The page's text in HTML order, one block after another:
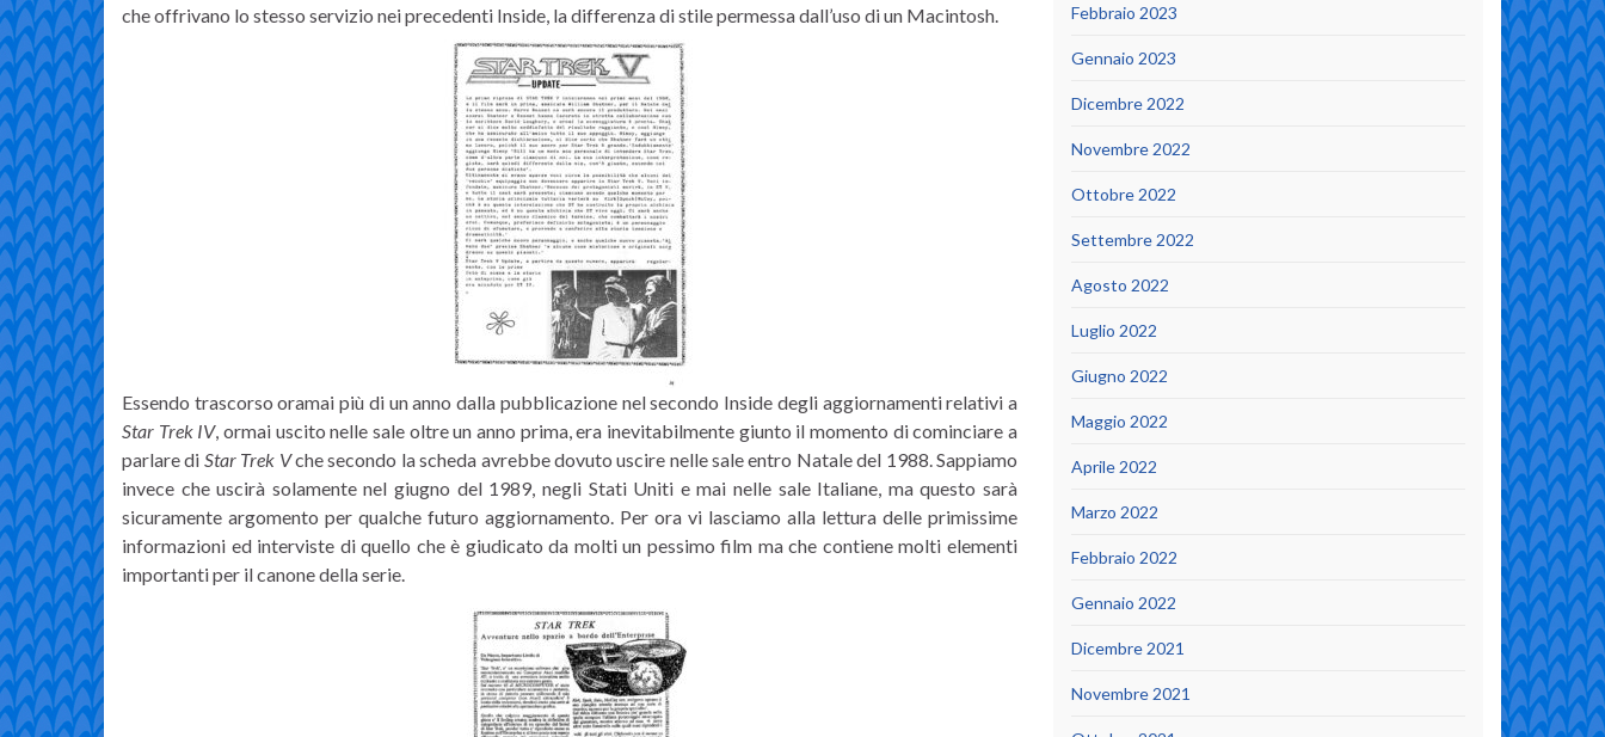
che offrivano lo stesso servizio nei precedenti Inside, la differenza di stile permessa dall’uso di un Macintosh.
Essendo trascorso oramai più di un anno dalla pubblicazione nel secondo Inside degli aggiornamenti relativi a
Star Trek IV, ormai uscito nelle sale oltre un anno prima, era inevitabilmente giunto il momento di cominciare a
parlare di Star Trek Vche secondo la scheda avrebbe dovuto uscire nelle sale entro Natale del 1988. Sappiamo
invece che uscirà solamente nel giugno del 1989, negli Stati Uniti e mai nelle sale Italiane, ma questo sarà
sicuramente argomento per qualche futuro aggiornamento. Per ora vi lasciamo alla lettura delle primissime
informazioni ed interviste di quello che è giudicato da molti un pessimo film ma che contiene molti elementi
importanti per il canone della serie.
Febbraio 2023
Gennaio 2023
Dicembre 2022
Novembre 2022
Ottobre 2022
Settembre 2022
Agosto 2022
Luglio 2022
Giugno 2022
Maggio 2022
Aprile 2022
Marzo 2022
Febbraio 2022
Gennaio 2022
Dicembre 2021
Novembre 2021